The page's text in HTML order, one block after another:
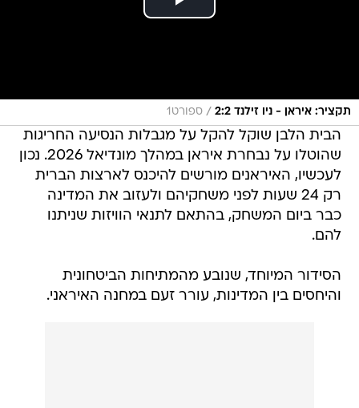
תקציר: איראן - ניו זילנד 2:2 / ספורט1
הבית הלבן שוקל להקל על מגבלות הנסיעה החריגות
שהוטלו על נבחרת איראן במהלך מונדיאל 2026. נכון
לעכשיו, האיראנים מורשים להיכנס לארצות הברית
רק 24 שעות לפני משחקיהם ולעזוב את המדינה
כבר ביום המשחק, בהתאם לתנאי הוויזות שניתנו
להם.
הסידור המיוחד, שנובע מהמתיחות הביטחונית
והיחסים בין המדינות, עורר זעם במחנה האיראני.